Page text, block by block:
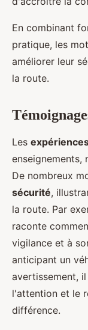
En combinant
pratique, les
améliorer leur
la route.
Les
enseignements,
De nombreux
sécurité,
la route. Par
raconte
vigilance et à
anticipant un
avertissement,
l'attention et le
différence.